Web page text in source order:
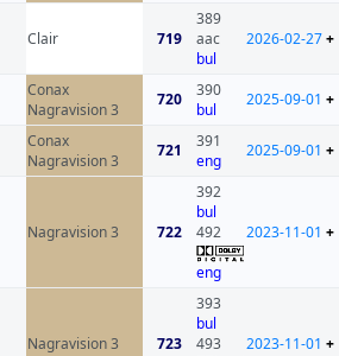
Clair 719
389
aac
bul
2026-02-27+
Conax
Nagravision 3
720
390
bul
2025-09-01 +
Conax
Nagravision 3
721
391
eng
2025-09-01 +
Nagravision 3 722
392
bul
492
eng
2023-11-01 +
Nagravision 3 723
393
bul
493
2023-11-01 +